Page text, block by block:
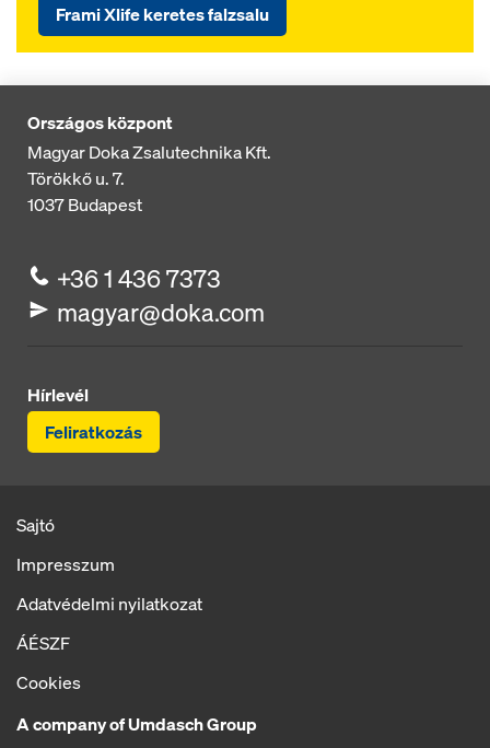
Frami Xlife keretes falzsalu
Országos központ
Magyar Doka Zsalutechnika Kft.
Törökkő u. 7.
1037Budapest
+36 1 436 7373
magyar@doka.com
Hírlevél
Feliratkozás
Sajtó
Impresszum
Adatvédelmi nyilatkozat
ÁÉSZF
Cookies
A company of Umdasch Group